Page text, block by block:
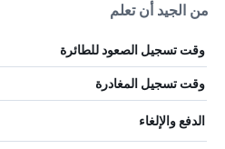
من الجيد أن تعلم
وقت تسجيل الصعود للطائرة
وقت تسجيل المغادرة
الدفع والإلغاء